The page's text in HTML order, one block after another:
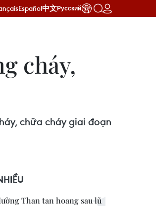
Español中文Русский
cháy,
chữa cháy giai đoạn
Than tan hoang sau lũ